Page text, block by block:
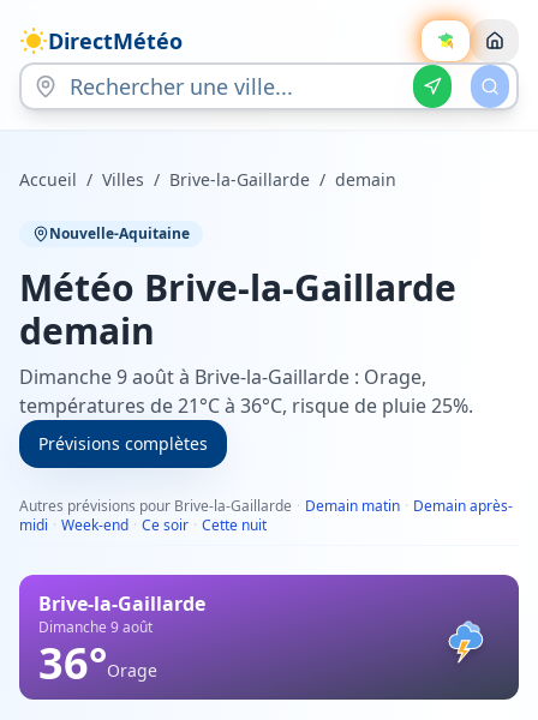
DirectMétéo
Accueil / Villes / Brive-la-Gaillarde / demain
Nouvelle-Aquitaine
Météo Brive-la-Gaillarde
demain
Dimanche 9 août à Brive-la-Gaillarde : Orage,
températures de 21°C à 36°C, risque de pluie 25%.
Prévisions complètes
Autres prévisions pour Brive-la-Gaillarde · Demain matin · Demain après-
midi · Week-end · Ce soir · Cette nuit
Brive-la-Gaillarde
Dimanche 9 août
36°Orage